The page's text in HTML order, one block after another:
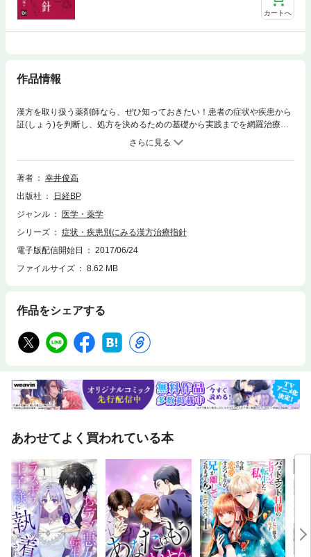
カートへ
作品情報
漢方を取り扱う薬剤師なら、ぜひ知っておきたい！患者の症状や疾患から
証(しょう)を判断し、処方を決めるための基礎から実践までを網羅治療を
しているがなかなか良くならない、体の不調が続いている──そのような
患者に対しては、漢方が力を発揮します。漢方の処方は、患者の証(しょ
う)に基づいて決まります。本書では、70種の症状・疾患別に、患者がど
のような体質(証)に当たり、どの漢方薬を処方するとよいのかを、症例を
わかりやすく導きます。
著者
幸井俊高
出版社
日経BP
ジャンル
医学・薬学
シリーズ
症状・疾患別にみる漢方治療指針
電子版配信開始日
2017/06/24
ファイルサイズ
8.62 MB
作品をシェアする
あわせてよく買われている本